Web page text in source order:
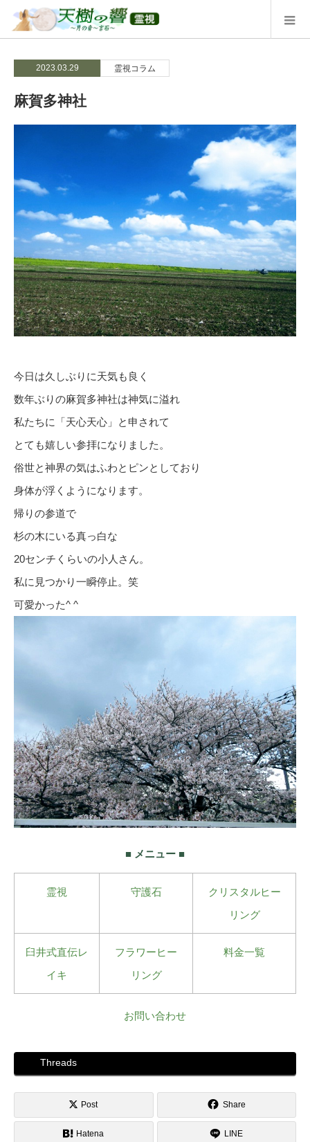
2023.03.29 霊視コラム
麻賀多神社
今日は久しぶりに天気も良く
数年ぶりの麻賀多神社は神気に溢れ
私たちに「天心天心」と申されて
とても嬉しい参拝になりました。
俗世と神界の気はふわとピンとしており
身体が浮くようになります。
帰りの参道で
杉の木にいる真っ白な
20センチくらいの小人さん。
私に見つかり一瞬停止。笑
可愛かった^ ^
■ メニュー ■
霊視 守護石
クリスタルヒー
リング
臼井式直伝レ
イキ
フラワーヒー
リング
料金一覧
お問い合わせ
Threads
Post Share
Hatena LINE